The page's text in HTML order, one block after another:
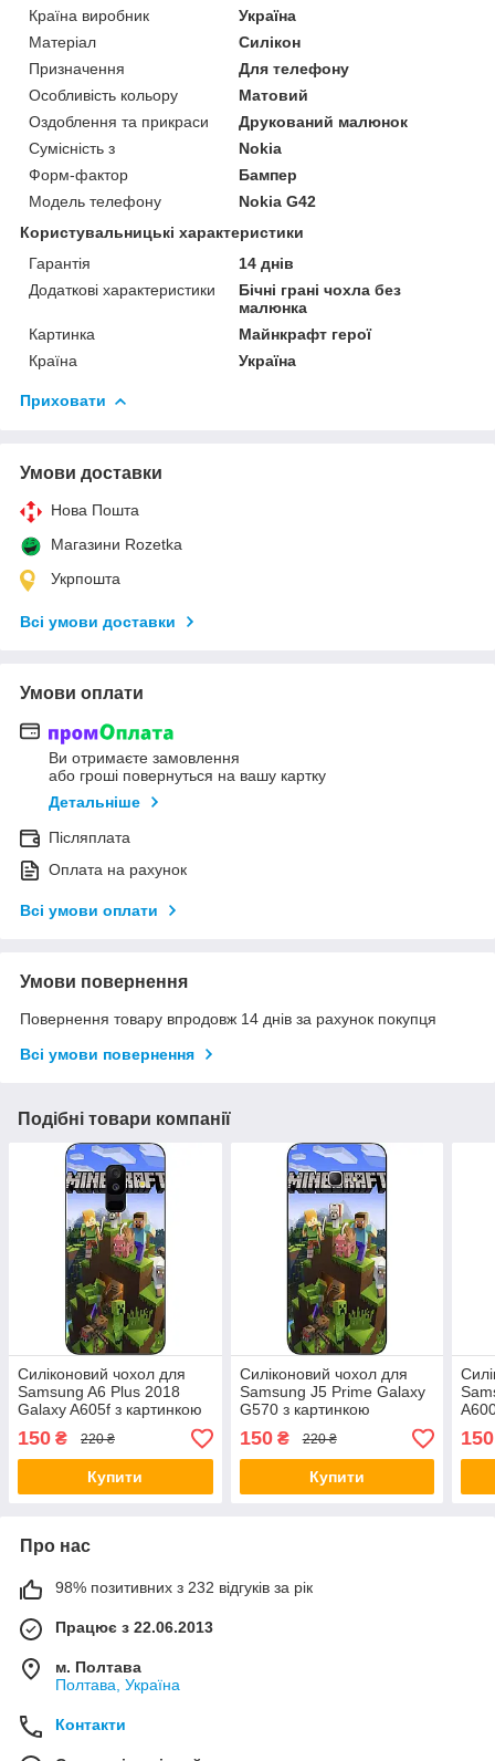
Країна виробник
Україна
Матеріал
Силікон
Призначення
Для телефону
Особливість кольору
Матовий
Оздоблення та прикраси
Друкований малюнок
Сумісність з
Nokia
Форм-фактор
Бампер
Модель телефону
Nokia G42
Користувальницькі характеристики
Гарантія
14 днів
Додаткові характеристики
Бічні грані чохла без
малюнка
Картинка
Майнкрафт герої
Країна
Україна
Приховати
Умови доставки
Нова Пошта
Магазини Rozetka
Укрпошта
Всі умови доставки
Умови оплати
Ви отримаєте замовлення
або гроші повернуться на вашу картку
Детальніше
Післяплата
Оплата на рахунок
Всі умови оплати
Умови повернення
Повернення товару впродовж 14 днів за рахунок покупця
Всі умови повернення
Подібні товари компанії
Силіконовий чохол для
Samsung A6 Plus 2018
Galaxy A605f з картинкою
150 ₴ 220 ₴
Купити
Силіконовий чохол для
Samsung J5 Prime Galaxy
G570 з картинкою
150₴ 220 ₴
Купити
150
Про нас
98% позитивних з 232 відгуків за рік
Працює з 22.06.2013
м. Полтава
Полтава, Україна
Контакти